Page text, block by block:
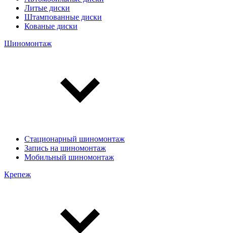
Литые диски
Штампованные диски
Кованые диски
Шиномонтаж
Стационарный шиномонтаж
Запись на шиномонтаж
Мобильный шиномонтаж
Крепеж